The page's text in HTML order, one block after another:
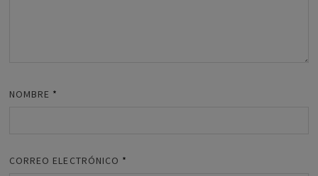
NOMBRE *
CORREO ELECTRÓNICO *